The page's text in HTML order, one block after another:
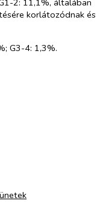
korlátozódnak és
G3-4: 1,3%.